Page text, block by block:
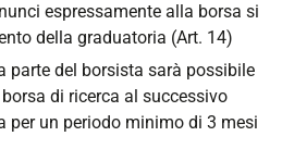
espressamente alla borsa si
della graduatoria (Art. 14)
parte del borsista sarà possibile
di ricerca al successivo
per un periodo minimo di 3 mesi